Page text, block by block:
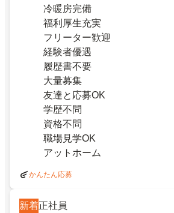
冷暖房完備
福利厚生充実
フリーター歓迎
経験者優遇
履歴書不要
大量募集
友達と応募OK
学歴不問
資格不問
職場見学OK
アットホーム
かんたん応募
新着正社員